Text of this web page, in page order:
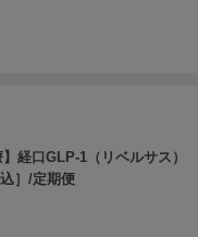
】経口GLP-1（リベルサス）
］/定期便